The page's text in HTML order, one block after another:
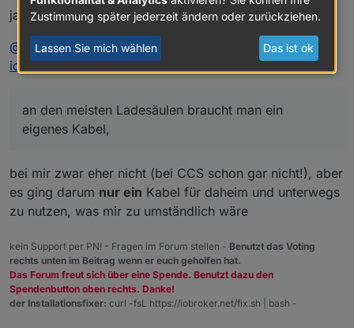
ja das geht.
@
jey-ceesagte in Welche Wallboxen funktionieren mit
ioBroker ?:
an den meisten Ladesäulen braucht man ein
eigenes Kabel,
bei mir zwar eher nicht (bei CCS schon gar nicht!), aber
es ging darum nur ein Kabel für daheim und unterwegs
zu nutzen, was mir zu umständlich wäre
kein Support per PN! - Fragen im Forum stellen - Benutzt das Voting
rechts unten im Beitrag wenn er euch geholfen hat.
Das Forum freut sich über eine Spende. Benutzt dazu den
Spendenbutton oben rechts. Danke!
der Installationsfixer: curl -fsL https://iobroker.net/fix.sh | bash -
Zustimmung später jederzeit ändern oder zurückziehen.
Lassen Sie mich wählen Das ist ok